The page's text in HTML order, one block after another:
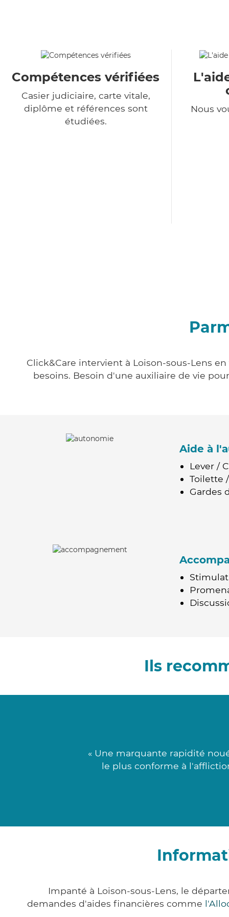
Compétences vérifiées
Casier judiciaire, carte vitale,
diplôme et références sont
étudiées.
Nous
Click&Care intervient à Loison-sous-Lens
besoins. Besoin d'une auxiliaire de vie
Aide à
Lever /
Toilette
Gardes
Ils
« Une marquante rapidité
le plus conforme à
Impanté à Loison-sous-Lens, le
demandes d'aides financières comme